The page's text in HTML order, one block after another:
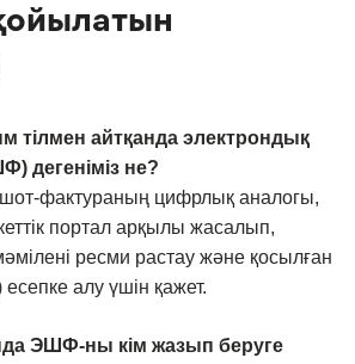
тілмен айтқанда электрондық
дегеніміз не?
шот-фактураның цифрлық аналогы,
портал арқылы жасалып,
ресми растау және қосылған
алу үшін қажет.
ЭШФ-ны кім жазып беруге